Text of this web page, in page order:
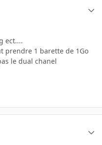
ect....
prendre 1 barette de 1Go
le dual chanel